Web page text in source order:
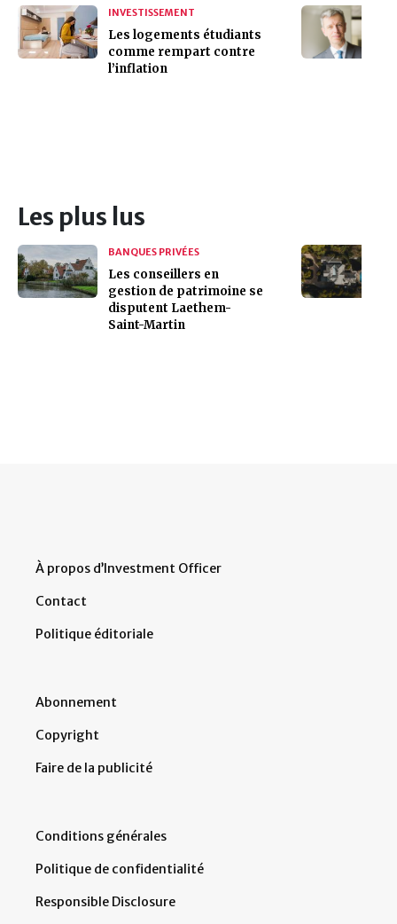
INVESTISSEMENT
Les logements étudiants
comme rempart contre
l’inflation
Les plus lus
BANQUES PRIVÉES
Les conseillers en
gestion de patrimoine se
disputent Laethem-
Saint-Martin
À propos d’Investment Officer
Contact
Politique éditoriale
Abonnement
Copyright
Faire de la publicité
Conditions générales
Politique de confidentialité
Responsible Disclosure